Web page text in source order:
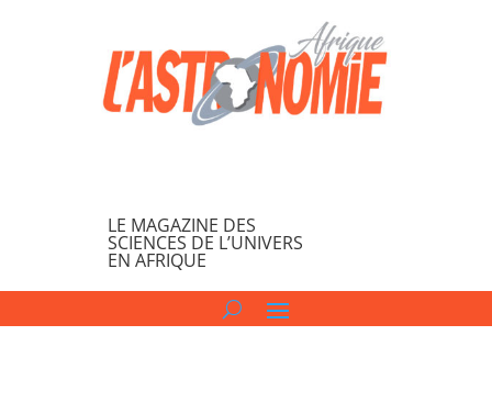
LE MAGAZINE DES
SCIENCES DE L’UNIVERS
EN AFRIQUE